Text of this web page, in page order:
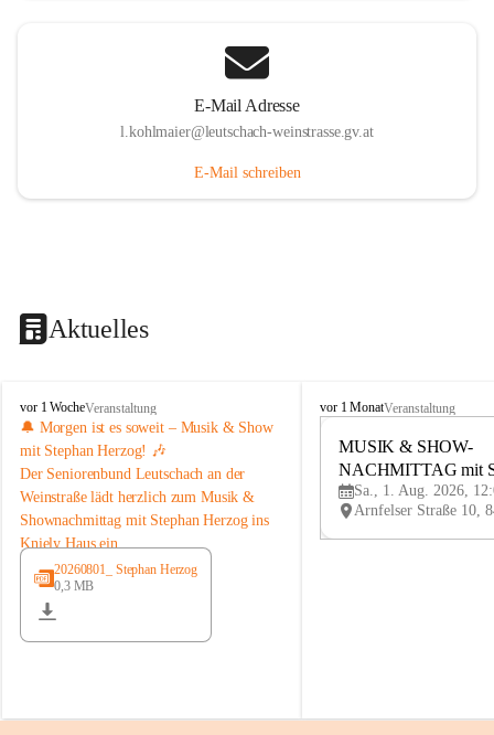
E-Mail Adresse
l.kohlmaier@leutschach-weinstrasse.gv.at
E-Mail schreiben
Aktuelles
K
n
i
e
l
y
H
a
vor 1 WocheVeranstaltung
🔔 Morgen ist es soweit – Musik & Show
mit Stephan Herzog! 🎶
Der Seniorenbund Leutschach an der
Weinstraße lädt herzlich zum Musik &
Shownachmittag mit Stephan Herzog ins
Kniely Haus ein.
Stephan Herzog lebt Musik seit seiner
Kindheit. Der gebürtige Salzburger
stammt aus der bekannten Musikerfamilie
Schwaiger/Herzog aus Maria Alm und
20260801_ Stephan Herzog
0,3 MB
K
vor 1 MonatVeranstaltung
MUSIK & SHOW-
NACHMITTAG mit
Herzog
Sa., 1. Aug. 2026,